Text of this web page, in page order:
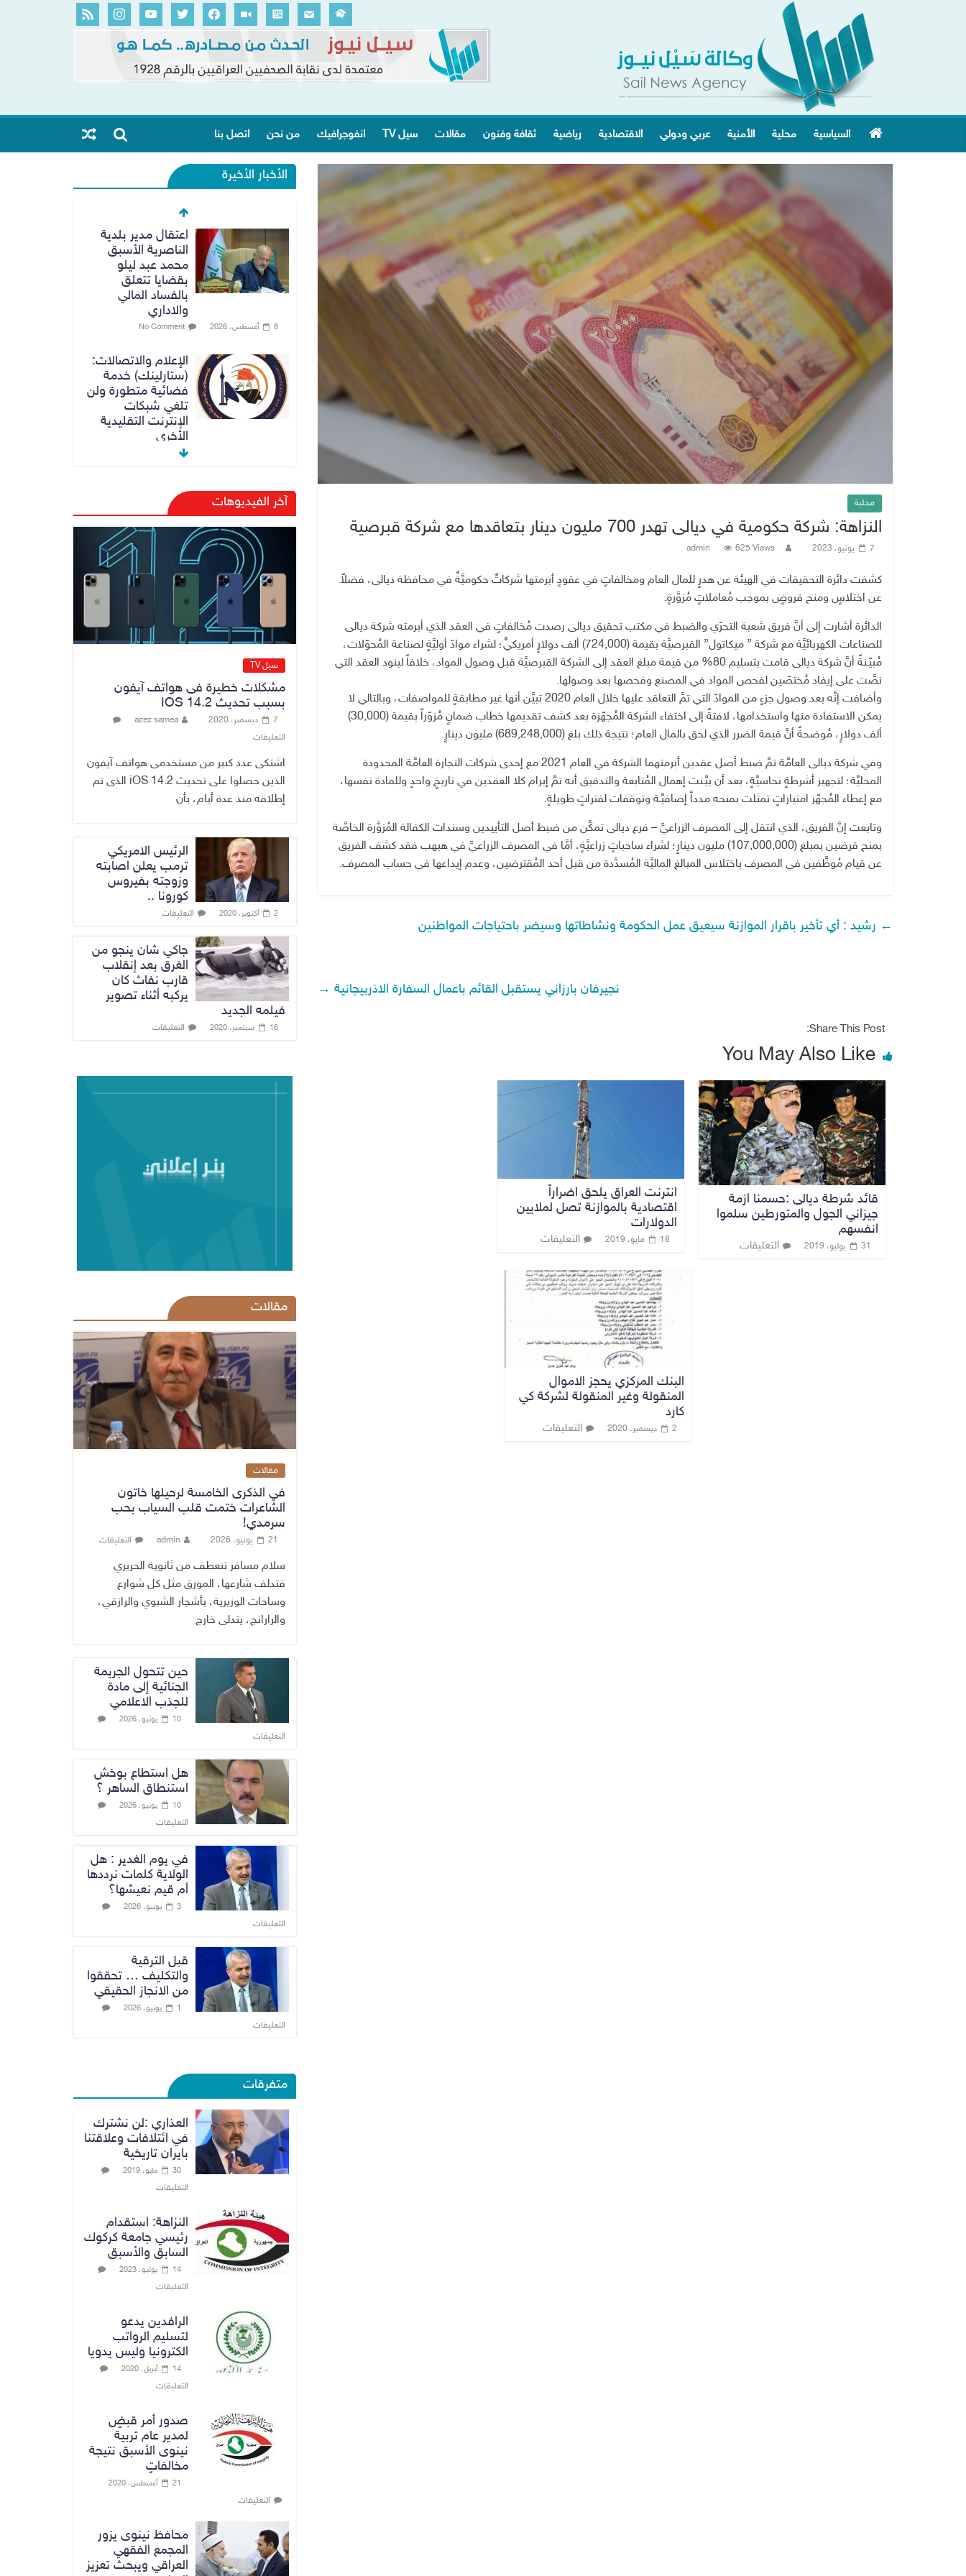
السياسية محلية الأمنية عربي ودولي الاقتصادية رياضية ثقافة وفنون مقالات سيل TV انفوجرافيك من نحن اتصل بنا
محلية
النزاهة: شركة حكومية في ديالى تهدر 700 مليون دينار بتعاقدها مع شركة قبرصية
7 يونيو، 2023 admin 625 Views
كشفت دائرة التحقيقات في الهيئة عن هدرٍ للمال العام ومخالفاتٍ في عقودٍ أبرمتها شركاتٌ حكوميَّةٌ في محافظة ديالى، فضلاً
عن اختلاسٍ ومنح قروضٍ بموجب مُعاملاتٍ مُزوَّرةٍ.
الدائرة أشارت إلى أنَّ فريق شعبة التحرّي والضبط في مكتب تحقيق ديالى رصدت مُخالفاتٍ في العقد الذي أبرمته شركة ديالى
للصناعات الكهربائيَّة مع شركة ” ميكاتول” القبرصيَّة بقيمة (724,000) ألف دولارٍ أمريكيٍّ؛ لشراء موادّ أوليَّةٍ لصناعة المُحوّلات،
مُبيّـنةً أنَّ شركة ديالى قامت بتسليم 80% من قيمة مبلغ العقد إلى الشركة القبرصيَّة قبل وصول المواد، خلافاً لبنود العقد التي
نصَّت على إيفاد مُختصّين لفحص المواد في المصنع وفحصها بعد وصولها.
وأضافت إنَّه بعد وصول جزءٍ من الموادّ التي تمَّ التعاقد عليها خلال العام 2020 تبيَّن أنها غير مطابقةٍ للمواصفات، وبالتالي لا
يمكن الاستفادة منها واستخدامها، لافتةً إلى اختفاء الشركة المُجهّزة بعد كشف تقديمها خطاب ضمانٍ مُزوّراً بقيمة (30,000)
ألف دولارٍ، مُوضحةً أنَّ قيمة الضرر الذي لحق بالمال العام؛ نتيجة ذلك بلغ (689,248,000) مليون دينارٍ.
وفي شركة ديالى العامَّة تمَّ ضبط أصل عقدين أبرمتهما الشركة في العام 2021 مع إحدى شركات التجارة العامَّة المحدودة
المحليَّة؛ لتجهيز أشرطةٍ نحاسيَّةٍ، بعد أن بيَّـنت إهمال المُتابعة والتدقيق أنه تمَّ إبرام كلا العقدين في تاريخٍ واحدٍ وللمادة نفسها،
مع إعطاء المُجهّز امتيازاتٍ تمثلت بمنحه مدداً إضافيَّـة وتوقفات لفتراتٍ طويلةٍ.
وتابعت إنَّ الفريق، الذي انتقل إلى المصرف الزراعيِّ – فرع ديالى تمكَّن من ضبط أصل التأييدين وسندات الكفالة المُزوَّرة الخاصَّة
بمنح قرضين بمبلغ (107,000,000) مليون دينارٍ؛ لشراء ساحباتٍ زراعيَّةٍ، أمَّا في المصرف الزراعيِّ في هبهب فقد كشف الفريق
عن قيام مُوظَّفين في المصرف باختلاس المبالغ الماليَّة المُسدَّدة من قبل أحد المُقترضين، وعدم إيداعها في حساب المصرف.
← رشيد : أي تأخير باقرار الموازنة سيعيق عمل الحكومة ونشاطاتها وسيضر باحتياجات المواطنين
نجيرفان بارزاني يستقبل القائم باعمال السفارة الاذربيجانية →
Share This Post:
You May Also Like
قائد شرطة ديالى :حسمنا ازمة
جيزاني الجول والمتورطين سلموا
انفسهم
31 يوليو، 2019 التعليقات
انترنت العراق يلحق اضراراً
اقتصادية بالموازنة تصل لملايين
الدولارات
18 مايو، 2019 التعليقات
البنك المركزي يحجز الاموال
المنقولة وغير المنقولة لشركة كي
كارد
2 ديسمبر، 2020 التعليقات
الأخبار الأخيرة
اعتقال مدير بلدية
الناصرية الأسبق
محمد عبد ليلو
بقضايا تتعلق
بالفساد المالي
والاداري
8 أغسطس، 2026 No Comment
الإعلام والاتصالات:
(ستارلينك) خدمة
فضائية متطورة ولن
تلغي شبكات
الإنترنت التقليدية
الأخرى
No Comment
رئيس حكومة إقليم
كردستان مسرور
بارزاني ينفي ما يشاع
عن وجود عسكري
أمريكي في بعض
قواعد الإقليم
No Comment
سير العمل في
المشاريع
على ضرورة إنجازها
8 أغسطس، 2026 No Comment
نجحت في تأمين
المنتجات النفطية
رغم تحديات الملاحة
وأزمة مضيق هرمز
آخر الفيديوهات
سيل TV
مشكلات خطيرة فى هواتف آيفون
بسبب تحديث IOS 14.2
7 ديسمبر، 2020
azez samea
التعليقات
اشتكى عدد كبير من مستخدمى هواتف آيفون
الذين حصلوا على تحديث iOS 14.2 الذى تم
إطلاقه منذ عدة أيام، بأن
الرئيس الامريكي
ترمب يعلن اصابته
وزوجته بفيروس
كورونا ..
2 أكتوبر، 2020 التعليقات
جاكي شان ينجو من
الغرق بعد إنقلاب
قارب نفاث كان
يركبه أثناء تصوير
فيلمه الجديد
16 سبتمبر، 2020 التعليقات
مقالات
مقالات
في الذكرى الخامسة لرحيلها خاتون
الشاعرات ختمت قلب السياب بحب
سرمدي!
21 يونيو، 2026 admin التعليقات
سلام مسافر تنعطف من ثانوية الحريري
فتدلف شارعها، المورق مثل كل شوارع
وساحات الوزيرية، بأشجار الشبوي والرازقي،
والرارانج، يتدلى خارج
حين تتحول الجريمة
الجنائية إلى مادة
للجذب الاعلامي
10 يونيو، 2026
التعليقات
هل استطاع بوخش
استنطاق الساهر ؟
10 يونيو، 2026
التعليقات
في يوم الغدير : هل
الولاية كلمات نرددها
أم قيم نعيشها؟
3 يونيو، 2026
التعليقات
قبل الترقية
والتكليف … تحققوا
من الانجاز الحقيقي
1 يونيو، 2026
التعليقات
متفرقات
العذاري :لن نشترك
في ائتلافات وعلاقتنا
بايران تاريخية
30 مايو، 2019
التعليقات
النزاهة: استقدام
رئيسي جامعة كركوك
السابق والأسبق
14 يوليو، 2023
التعليقات
الرافدين يدعو
لتسليم الرواتب
الكترونيا وليس يدويا
14 أبريل، 2020
التعليقات
صدور أمر قبضٍ
لمدير عام تربية
نينوى الأسبق نتيجة
مخالفاتٍ
21 أغسطس، 2020
التعليقات
محافظ نينوى يزور
المجمع الفقهي
العراقي ويبحث تعزيز